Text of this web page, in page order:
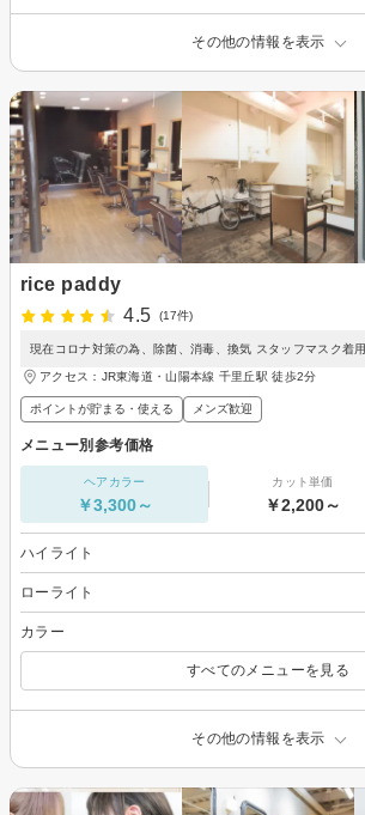
その他の情報を表示
rice paddy
4.5
(17件)
現在コロナ対策の為、除菌、消毒、換気 スタッフマスク着
アクセス：JR東海道・山陽本線 千里丘駅 徒歩2分
ポイントが貯まる・使える メンズ歓迎
メニュー別参考価格
ヘアカラー
￥3,300～
カット単価
￥2,200～
ハイライト
ローライト
カラー
すべてのメニューを見る
その他の情報を表示